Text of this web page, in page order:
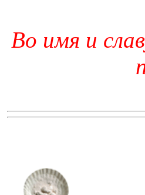
Во имя и